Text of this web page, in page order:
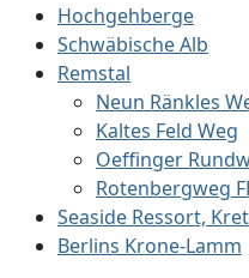
Hochgehberge
Schwäbische Alb
Remstal
Neun Ränkles
Kaltes Feld Weg
Oeffinger
Rotenbergweg
Seaside Ressort,
Berlins Krone-Lamm